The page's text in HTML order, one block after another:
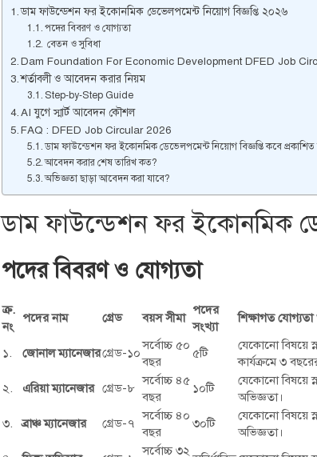
ডাম ফাউন্ডেশন ফর ইকোনমিক ডেভেলপমেন্ট নিয়োগ বিজ্ঞপ্তি ২০২৬
পদের বিবরণ ও যোগ্যতা
বেতন ও সুবিধা
Dam Foundation For Economic Development DFED Job
শর্তাবলী ও আবেদন করার নিয়ম
Step-by-Step Guide
AI যুগে স্মার্ট আবেদন কৌশল
FAQ : DFED Job Circular 2026
ডাম ফাউন্ডেশন ফর ইকোনমিক ডেভেলপমেন্ট নিয়োগ বিজ্ঞপ্তি কবে প্রকাশিত
আবেদন করার শেষ তারিখ কত?
অভিজ্ঞতা ছাড়া আবেদন করা যাবে?
ডাম ফাউন্ডেশন ফর ইকোনমিক
পদের বিবরণ ও যোগ্যতা
ক্র.
নং
পদের নাম গ্রেড বয়স সীমা
পদের
সংখ্যা
শিক্ষাগত
১. জোনাল ম্যানেজারগ্রেড-১০
সর্বোচ্চ ৫০
বছর
৫টি
যেকোনো বিষয়ে
কার্যক্রমে ৩
২.
এরিয়া ম্যানেজার গ্রেড-৮
সর্বোচ্চ ৪৫
বছর
১০টি
যেকোনো বিষয়ে
অভিজ্ঞতা।
৩.
ব্রাঞ্চ ম্যানেজার গ্রেড-৭
সর্বোচ্চ ৪০
বছর
৩০টি
যেকোনো বিষয়ে
অভিজ্ঞতা।
সর্বোচ্চ ৩২